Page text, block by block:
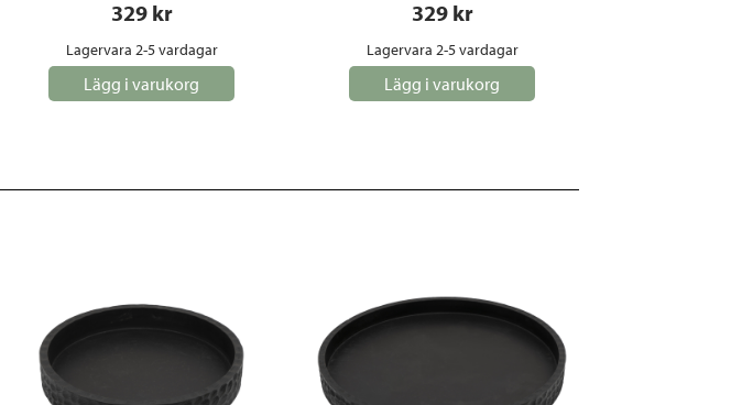
329 kr
Lagervara 2-5 vardagar
Lägg i varukorg
329 kr
Lagervara 2-5 vardagar
Lägg i varukorg